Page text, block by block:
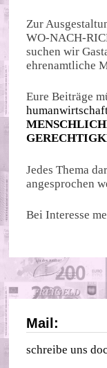
Zur
WO-NACH-
suchen wir
ehrenamtliche
Eure Beiträge
Jedes Thema
angesprochen
Bei Interesse
Mail:
schreibe uns